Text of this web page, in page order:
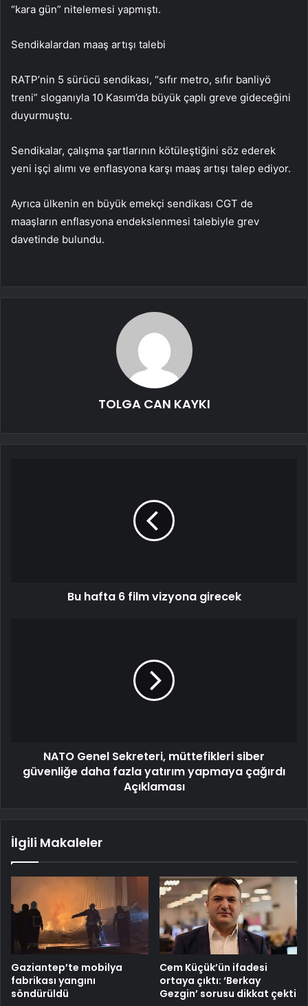
“kara gün” nitelemesi yapmıştı.
Sendikalardan maaş artışı talebi
RATP’nin 5 sürücü sendikası, “sıfır metro, sıfır banliyö
treni” sloganıyla 10 Kasım’da büyük çaplı greve gideceğini
duyurmuştu.
Sendikalar, çalışma şartlarının kötüleştiğini söz ederek
yeni işçi alımı ve enflasyona karşı maaş artışı talep ediyor.
Ayrıca ülkenin en büyük emekçi sendikası CGT de
maaşların enflasyona endekslenmesi talebiyle grev
davetinde bulundu.
TOLGA CAN KAYKI
Bu hafta 6 film vizyona girecek
NATO Genel Sekreteri, müttefikleri siber
güvenliğe daha fazla yatırım yapmaya çağırdı
Açıklaması
İlgili Makaleler
Gaziantep’te mobilya
fabrikası yangını
söndürüldü
Cem Küçük’ün ifadesi
ortaya çıktı: ‘Berkay
Gezgin’ sorusu dikkat çekti